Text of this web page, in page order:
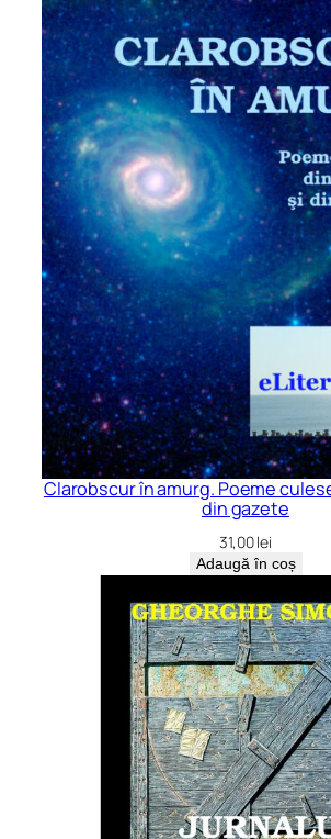
Clarobscur în amurg. Poeme
din gazete
31,00lei
Adaugă în coș